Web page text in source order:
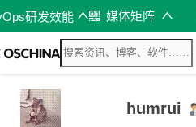
研发效能 媒体矩阵
humrui